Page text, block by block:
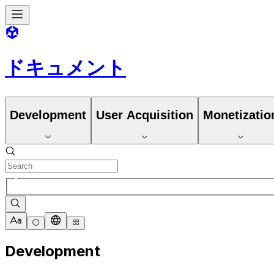
ドキュメント
Development User Acquisition
Development